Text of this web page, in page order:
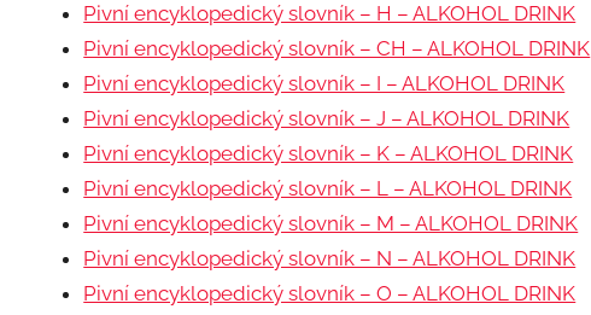
Pivní encyklopedický slovník – H – ALKOHOL DRINK
Pivní encyklopedický slovník – CH – ALKOHOL DRINK
Pivní encyklopedický slovník – I – ALKOHOL DRINK
Pivní encyklopedický slovník – J – ALKOHOL DRINK
Pivní encyklopedický slovník – K – ALKOHOL DRINK
Pivní encyklopedický slovník – L – ALKOHOL DRINK
Pivní encyklopedický slovník – M – ALKOHOL DRINK
Pivní encyklopedický slovník – N – ALKOHOL DRINK
Pivní encyklopedický slovník – O – ALKOHOL DRINK